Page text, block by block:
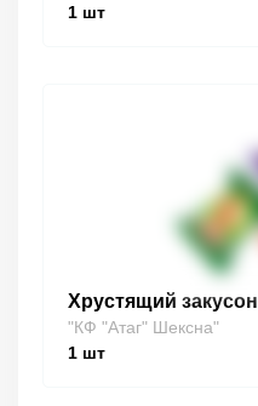
1 шт
Хрустящий закусон
"КФ "Атаг" Шексна"
1 шт